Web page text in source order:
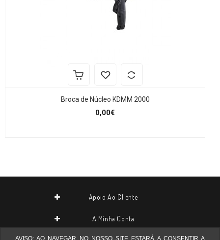
Broca de Núcleo KDMM 2000
0,00€
AVISO: AO NAVEGAR NO NOSSO SITE ESTARÁ A CONSENTIR A
Apoio Ao Cliente
A Minha Conta